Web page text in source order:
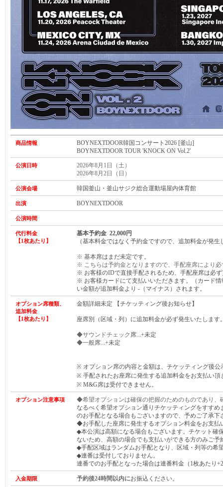
商品情報
BOYNEXTDOOR韓国コンサート2026 [釜山]
BOYNEXTDOOR TOUR 'KNOCK ON Vol.2'
公演日時
2026年8月1日（土）
2026年8月2日（日）
公演会場 韓国釜山・釜山サジク総合運動場屋内体育館
出演 BOYNEXTDOOR
公演時間
代行料金
【1枚あたり】
基本予約金 22,000円
（基本料金ではなく予約金ですので、追加料金が発生
※ 基本席はまだ未定です。
※ こちらは予約金となりますので、手配座席により
※ お客様のIDで直接手配されるため、手配座席は必ず
※ お客様カードにて支払いいただきます。（カード
い金額が追加料金より -（マイナス）されます。
オプション席種類、
追加料金
【1枚あたり】
金額詳細未定 【チケッティング後お知らせ】
座席別（区域・列）に追加料金が必ず発生いたします
◆サウンドチェック 席...+未定
◆一般席...+未定
※ オプション席の内容と金額は、チケッティング後公
※ 手配されたお座席に発生する追加料金をお支払い頂
※ M&G席は受付できません。
オプション注意事項
◆希望オプションは確保の把握のためのものであり、
なるべく希望オプション通りチケッティングをすす
のお手配となる場合もございますので、予めご了承下
◆お手配した座席に発生するオプション料金をお支払
◆本公演は高額になる場合もございます。チケット確
ないため、高額の場合でも支払いができる方のみご予
◆手配区域はランダムお手配となり、区域・列等の希
◆連番は受付しておりません。
連番でのお手配となった場合は連番料金（1枚あたり
入金期限 予約後24時間以内にお振込ください。